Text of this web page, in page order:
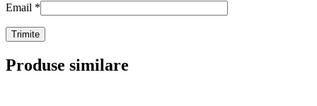
Email *
Produse similare